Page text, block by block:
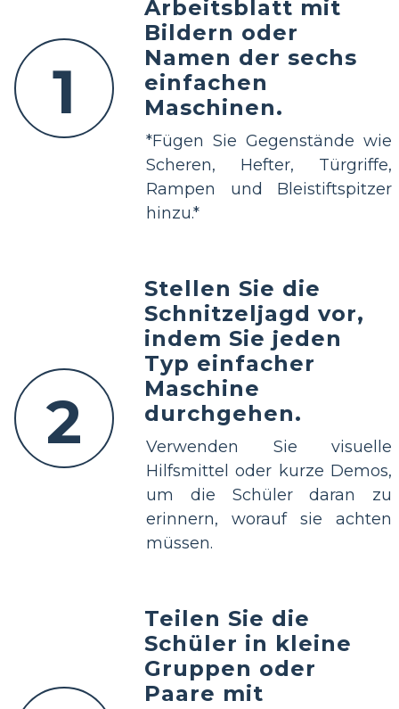
1
Arbeitsblatt mit
Bildern oder
Namen der sechs
einfachen
Maschinen.
*Fügen Sie Gegenstände wie
Scheren, Hefter, Türgriffe,
Rampen und Bleistiftspitzer
hinzu.*
2
Stellen Sie die
Schnitzeljagd vor,
indem Sie jeden
Typ einfacher
Maschine
durchgehen.
Verwenden Sie visuelle
Hilfsmittel oder kurze Demos,
um die Schüler daran zu
erinnern, worauf sie achten
müssen.
Teilen Sie die
Schüler in kleine
Gruppen oder
Paare mit